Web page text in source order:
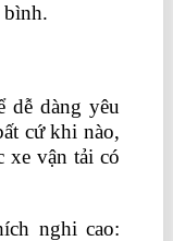
bình.
dễ dàng yêu
cứ khi nào,
xe vận tải có
nghi cao: